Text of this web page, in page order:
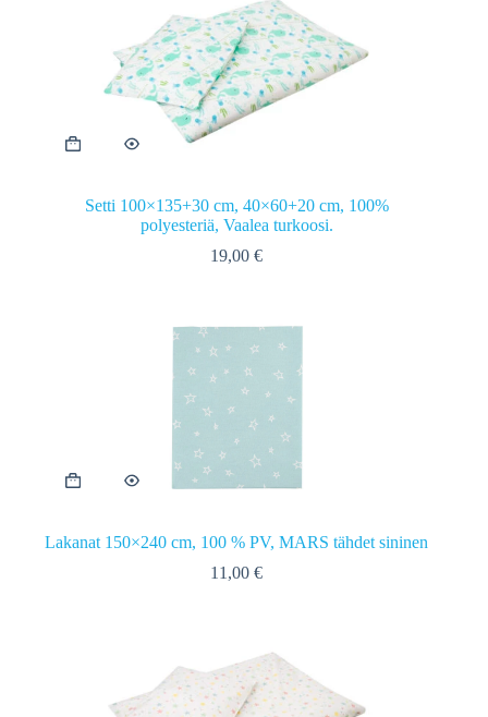
Setti 100×135+30 cm, 40×60+20 cm, 100%
polyesteriä, Vaalea turkoosi.
19,00€
Lakanat 150×240 cm, 100 % PV, MARS tähdet sininen
11,00€